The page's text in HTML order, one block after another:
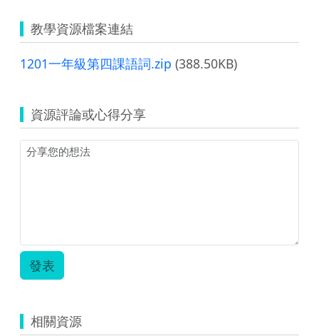
教學資源檔案連結
1201一年級第四課語詞.zip (388.50KB)
資源評論或心得分享
發表
相關資源